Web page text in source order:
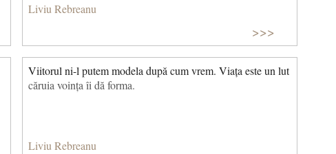
Liviu Rebreanu
>>>
Viitorul ni-l putem modela după cum vrem. Viața este un lut
căruia voința îi dă forma.
Liviu Rebreanu